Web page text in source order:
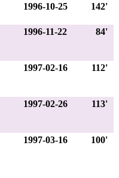
1996-10-25 142'
1996-11-22 84'
1997-02-16 112'
1997-02-26 113'
1997-03-16 100'